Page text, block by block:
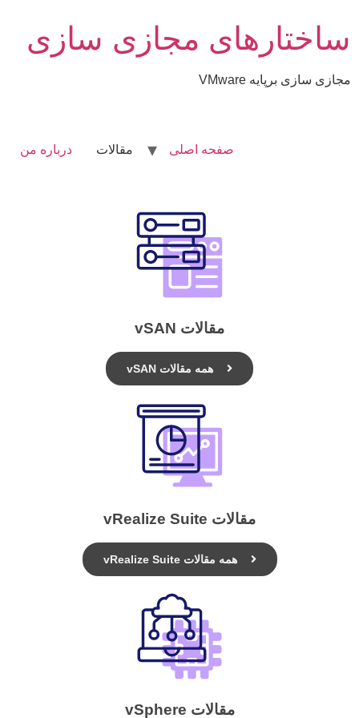
ساختارهای مجازی سازی
مجازی سازی برپایه VMware
صفحه اصلی مقالات درباره من
مقالات vSAN
همه مقالات vSAN
مقالات vRealize Suite
همه مقالات vRealize Suite
مقالات vSphere